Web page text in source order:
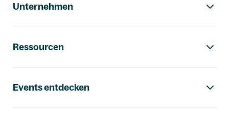
Unternehmen
Ressourcen
Events entdecken